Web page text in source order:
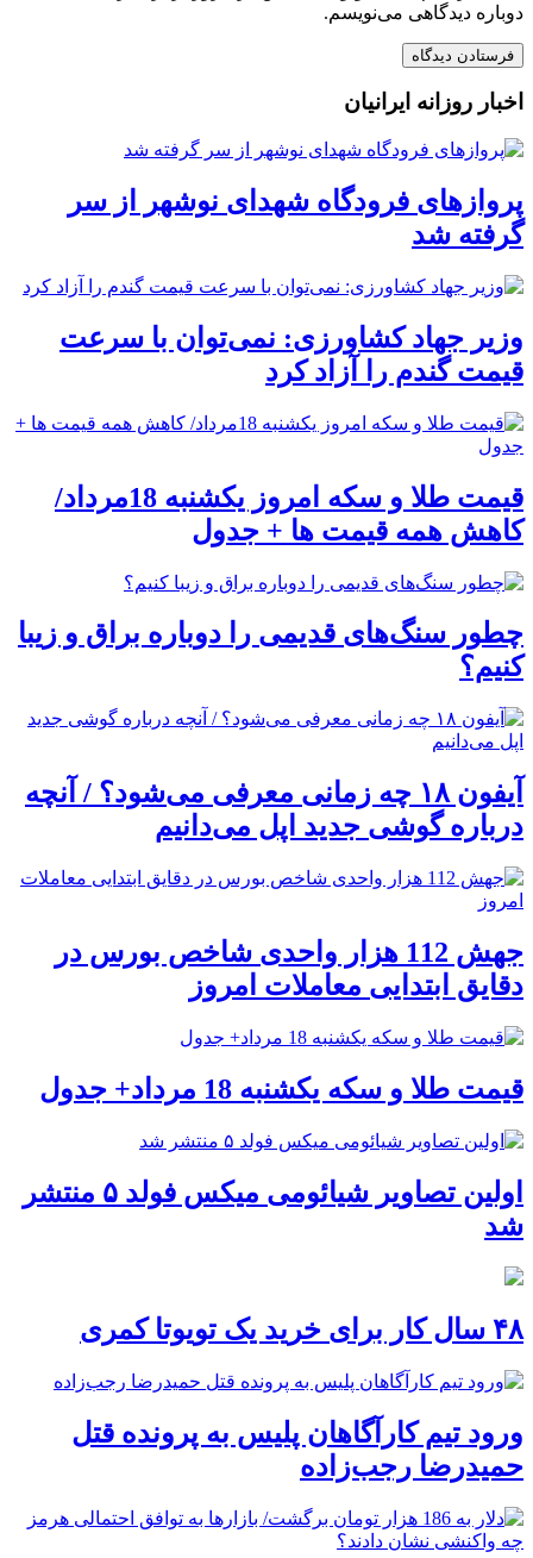
دوباره دیدگاهی می‌نویسم.
اخبار روزانه ایرانیان
پروازهای فرودگاه شهدای نوشهر از سر
گرفته شد
وزیر جهاد کشاورزی: نمی‌توان با سرعت
قیمت گندم را آزاد کرد
قیمت طلا و سکه امروز یکشنبه 18مرداد/
کاهش همه قیمت ها + جدول
چطور سنگ‌های قدیمی را دوباره براق و زیبا
کنیم؟
آیفون ۱۸ چه زمانی معرفی می‌شود؟ / آنچه
درباره گوشی جدید اپل می‌دانیم
جهش 112 هزار واحدی شاخص بورس در
دقایق ابتدایی معاملات امروز
قیمت طلا و سکه یکشنبه 18 مرداد+ جدول
اولین تصاویر شیائومی میکس فولد ۵ منتشر
شد
۴۸ سال کار برای خرید یک تویوتا کمری
ورود تیم کارآگاهان پلیس به پرونده قتل
حمیدرضا رجب‌زاده